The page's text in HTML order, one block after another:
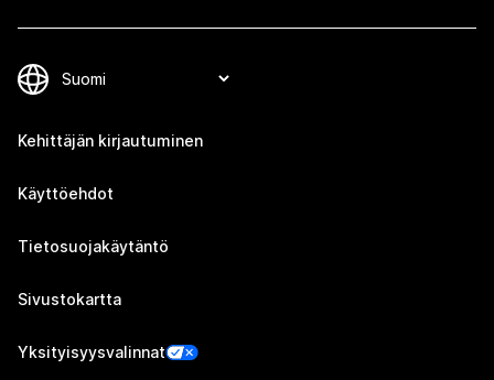
Kehittäjän kirjautuminen
Käyttöehdot
Tietosuojakäytäntö
Sivustokartta
Yksityisyysvalinnat